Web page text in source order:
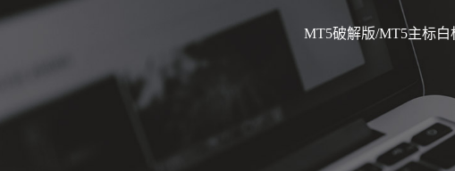
MT5破解版/MT5主标白